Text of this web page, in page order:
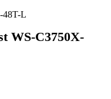
48T-L
WS-C3750X-